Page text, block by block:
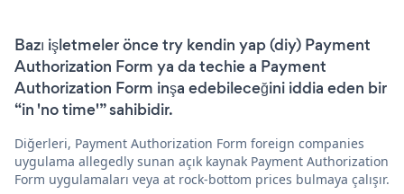
Bazı işletmeler önce try kendin yap (diy) Payment
Authorization Form ya da techie a Payment
Authorization Form inşa edebileceğini iddia eden bir
“in 'no time'” sahibidir.
Diğerleri, Payment Authorization Form foreign companies
uygulama allegedly sunan açık kaynak Payment Authorization
Form uygulamaları veya at rock-bottom prices bulmaya çalışır.